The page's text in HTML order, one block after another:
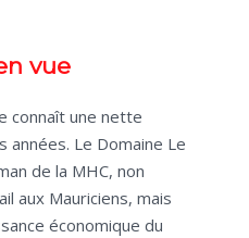
vue
connaît une nette
Le Domaine Le
de la MHC, non
aux Mauriciens, mais
économique du